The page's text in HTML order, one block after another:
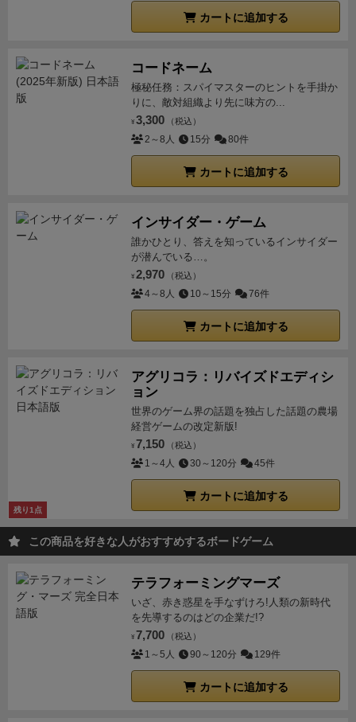
ンで家紋を1払い侍アクションを実行。侍駒を取って
スを得て、手番終了。中央下のカードは、灯籠ボーナ
ス。3枚ぐらいあれば十分強力なので、小さいダイス
をドラフトできる。5つの城内アクションですが、1階
部分と2階部分の計5つの間に、直接ダイスを置きま
す。1階の印刷の目は「3」、2階の印刷の目は「4」で
す。コストを払ったら、そこにあるカードのアクショ
ンを行なうのですが、内容がダイスの色で分かれてい
り、ダイスの色によっては、2種類のアクションがで
きる場合もあります。
この城内アクションの中にも、
メインアクションアイコンがあります。(というか、ど
のカードにも1つのメインアクションが含まれていま
これら3種のメインアクションを中心に、一ラウン
ド3ダイス、3ラウンド行ないます。手数で言うと、た
った9手番です。考察◾️メインアクションをする際は、
メインアクションを優先したい。城内は、印刷の目が
小さく収入になり易く、また、複数のアクションの可
能性もある。自藩の場合は、印刷の目は丘の上より1
大きいが、開放の資源が貰える。特に終盤は、開放の
量が多いので自藩アクションが強い。◾️1や2の目で
も、やはり城内からアクションを考えたい。ただし、
1階の間の「3」の目は家紋を使うので、使わずにアク
盤は、目の数を気にせず、貯めたお金を使いながら、
「目的の」メインアクションをしよう。◾️灯籠の強化の
仕方は、廷臣アクション1、2階で新しいカードを取る
こと。古いカードが裏にされ、ミニボーナスに変わ
り、それが累積されていく。◾️白鷺トラックを進める戦
略は、春夏秋冬を表す冬のマスまで到達すれば大きな
VPとなるが、特化はなかなか難しい。ただ、次ラウン
標にして進めたい。
◾️庭師だけは、第一第二ラウンド終
ていた橋のたもとに配置してアクションを行えます。
これはプレイヤー一人につき１マスまでです。各マス
しれませんが、左側のアクションは最終勝利点は低め
で主にリソースの獲得、右側のアクションは最終勝利
ンが行えます。
灯篭アクション
これは個人ボードに描
ョン自体にダイスを置いてアクションするものではな
ないのは登城でたくさんの藩士コマが進んでいくとこ
このカードは増えていき、ここのアイコンに並んだ分
が獲得できます。 個人ボードのにもアクションポイン
トがあります。各コマが取り除かれた個人ボードの下
にはリソースのアイコンがあります。そしてその横に
はダイスアクションができる場所があります。ちなみ
に2文払って赤ダイスのアクションをおこなっ場合、
う感じで各自プレイして行って橋の上にあるダイスが
3個になったらラウンドが終了します。
各自1ラウンドにダイスは3つしかピック出来ません。
そして右上にあるシャチホコのラウントマーカーは3
しかありません。つまり9個ダイスをピックしたらゲ
ームは終わるのです・・・
以前友人に「ゲーム中ダイ
スを9個選ぶだけの簡単なゲームだよ」といってもの
すごい警戒をされましたが・・・うん、言いたいこと
はわかる。9手番で何が出来るんだと・・・結構動か
せるから不思議だ・・・
9手番で自分の個人ボードの
職に据えたり、侍を登用させたり、お庭番として(忍び
というわけではなく庭師という意味)場内に潜入したり
と、ありとあらゆるところに自藩のコマを置きまく
最終勝利点
藩士ゴマ、庭師と24節気の勝利点は額
面どうりなのですが、侍コマは置いてある場所(5支払
う場所は2であとは1)の総合の数値 X 城門以外にい
例:このカードの並びだと、左のカードで「白の左ダイ
ス」を「該当するところ（城内1段階目）」に置きま
て「二十四節季+１、3円獲得」というアクションにな
終わったら、カードを橋の面を上にしてデッ
キの底に戻します。
オートマの特徴
ノーコストでコマを配置していきます。
うときだけ：ダイスと置く場所はカードで決まりま
す。置いたダイスによってはお金を払ったりもらった
いません。極悪。 ・ダイスが置けなかったときは井戸
へ：置く場所が既にふさがってたらすべからく井戸
へ。差分のお金を獲得です。
るうえで避けたいところ。2手番・３手番目は特にで
すが、指定されたダイスが取れない場合があり、その
際はさらにカードをめくり、とれるダイスが出るまで
めくります。そうしたら、めくったカードの最後とそ
純粋に手数が倍。デッキは3色×3枚しかないのとめく
るカードの色はわかっているので、逆算して予防でき
るなら該当ダイスをピックせず残して１枚のみのアク
ションで止まってほしいところ。
ーナス①庭師：置かれた庭師のコマ数×現在のラウン
なら2点、２なら4点といった具合】・ラウンド終了時
ボーナス②お金変換：オートマがスタPなら3円×1点、
とは通常通りプレイして、得点を計算し、上回ってい
れば勝ちです。【終了時の様子】感 想
きとしては一度やっておきたかったのでとりあえず満
足…なんですが、取説はもうちょい何とかならなかっ
たのか。カード種類もまあまああるのにどれがどれか
書いてないのにびっくり。分かりづらい。理解してし
カートに追加する
コードネーム
極秘任務：スパイマスターのヒントを手掛か
りに、敵対組織より先に味方の...
¥ 3,300 （税込）
2～8人 15分 80件
カートに追加する
インサイダー・ゲーム
誰かひとり、答えを知っているインサイダー
が潜んでいる…。
¥ 2,970 （税込）
4～8人 10～15分 76件
カートに追加する
残り1点
アグリコラ：リバイズドエディシ
ョン
世界のゲーム界の話題を独占した話題の農場
経営ゲームの改定新版!
¥ 7,150 （税込）
1～4人 30～120分 45件
カートに追加する
この商品を好きな人がおすすめするボードゲーム
テラフォーミングマーズ
いざ、赤き惑星を手なずけろ!人類の新時代
を先導するのはどの企業だ!?
¥ 7,700 （税込）
1～5人 90～120分 129件
カートに追加する